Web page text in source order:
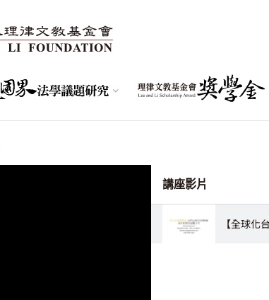
講座影片